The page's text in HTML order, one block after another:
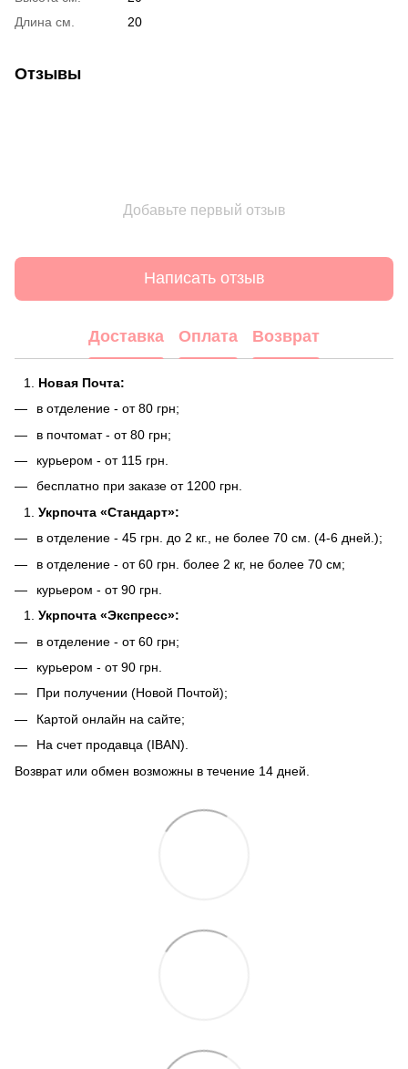
Длина см.
20
Отзывы
Добавьте первый отзыв
Написать отзыв
Доставка Оплата Возврат
Новая Почта:
в отделение - от 80 грн;
в почтомат - от 80 грн;
курьером - от 115 грн.
бесплатно при заказе от 1200 грн.
Укрпочта «Стандарт»:
в отделение - 45 грн. до 2 кг., не более 70 см. (4-6 дней.);
в отделение - от 60 грн. более 2 кг, не более 70 см;
курьером - от 90 грн.
Укрпочта «Экспресс»:
в отделение - от 60 грн;
курьером - от 90 грн.
При получении (Новой Почтой);
Картой онлайн на сайте;
На счет продавца (IBAN).
Возврат или обмен возможны в течение 14 дней.